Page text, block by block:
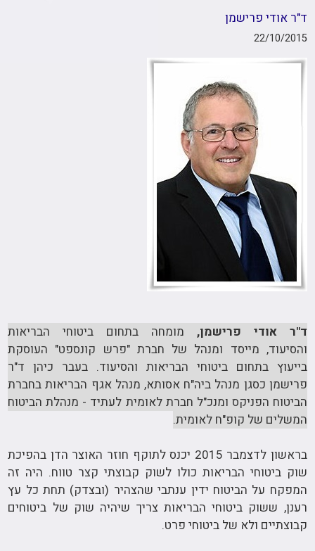
ד"ר אודי פרישמן
22/10/2015
ד"ר אודי פרישמן, מומחה בתחום ביטוחי הבריאות
והסיעוד, מייסד ומנהל של חברת "פרש קונספט" העוסקת
בייעוץ בתחום ביטוחי הבריאות והסיעוד. בעבר כיהן ד"ר
פרישמן כסגן מנהל ביה"ח אסותא, מנהל אגף הבריאות בחברת
הביטוח הפניקס ומנכ"ל חברת לאומית לעתיד - מנהלת הביטוח
המשלים של קופ"ח לאומית.
בראשון לדצמבר 2015 יכנס לתוקף חוזר האוצר הדן בהפיכת
שוק ביטוחי הבריאות כולו לשוק קבוצתי קצר טווח. היה זה
המפקח על הביטוח ידין ענתבי שהצהיר (ובצדק) תחת כל עץ
רענן, ששוק ביטוחי הבריאות צריך שיהיה שוק של ביטוחים
קבוצתיים ולא של ביטוחי פרט.